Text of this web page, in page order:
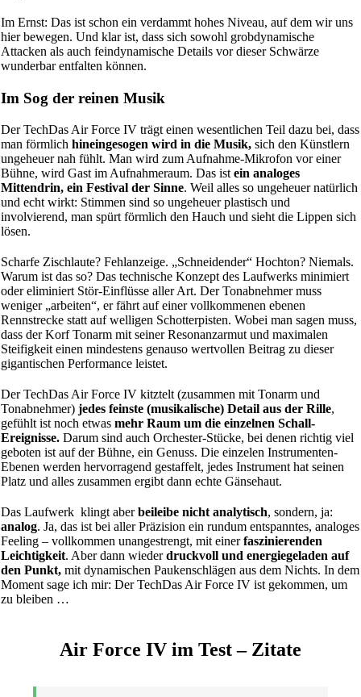
Im Ernst: Das ist schon ein verdammt hohes Niveau, auf dem wir uns
hier bewegen. Und klar ist, dass sich sowohl grobdynamische
Attacken als auch feindynamische Details vor dieser Schwärze
wunderbar entfalten können.
Im Sog der reinen Musik
Der TechDas Air Force IV trägt einen wesentlichen Teil dazu bei, dass
man förmlich hineingesogen wird in die Musik, sich den Künstlern
ungeheuer nah fühlt. Man wird zum Aufnahme-Mikrofon vor einer
Bühne, wird Gast im Aufnahmeraum. Das istein analoges
Mittendrin, ein Festival der Sinne. Weil alles so ungeheuer natürlich
und echt wirkt: Stimmen sind so ungeheuer plastisch und
involvierend, man spürt förmlich den Hauch und sieht die Lippen sich
lösen.
Scharfe Zischlaute? Fehlanzeige. „Schneidender“ Hochton? Niemals.
Warum ist das so? Das technische Konzept des Laufwerks minimiert
oder eliminiert Stör-Einflüsse aller Art. Der Tonabnehmer muss
weniger „arbeiten“, er fährt auf einer vollkommenen ebenen
Rennstrecke statt auf welligen Schotterpisten. Wobei man sagen muss,
dass der Korf Tonarm mit seiner Resonanzarmut und maximalen
Steifigkeit einen mindestens genauso wertvollen Beitrag zu dieser
gigantischen Performance leistet.
Der TechDas Air Force IV kitztelt (zusammen mit Tonarm und
Tonabnehmer)jedes feinste (musikalische) Detail aus der Rille,
gefühlt ist noch etwasmehr Raum um die einzelnen Schall-
Ereignisse. Darum sind auch Orchester-Stücke, bei denen richtig viel
geboten ist auf der Bühne, ein Genuss. Die einzelen Instrumenten-
Ebenen werden hervorragend gestaffelt, jedes Instrument hat seinen
Platz und alles zusammen ergibt dann echte Gänsehaut.
Das Laufwerk klingt aberbeileibe nicht analytisch, sondern, ja:
analog. Ja, das ist bei aller Präzision ein rundum entspanntes, analoges
Feeling – vollkommen unangestrengt, mit einerfaszinierenden
Leichtigkeit. Aber dann wiederdruckvoll und energiegeladen auf
den Punkt, mit dynamischen Paukenschlägen aus dem Nichts. In dem
Moment sage ich mir: Der TechDas Air Force IV ist gekommen, um
zu bleiben …
Air Force IV im Test – Zitate